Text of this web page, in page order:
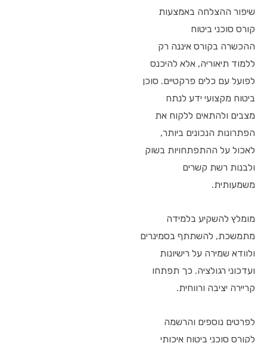
שיפור ההצלחה באמצעות
קורס סוכני ביטוח
ההכשרה בקורס איננה רק
ללמוד תיאוריה, אלא להיכנס
לפועל עם כלים פרקטיים. סוכן
ביטוח מקצועי ידע לנתח
מצבים ולהתאים ללקוח את
הפתרונות הנכונים ביותר,
לאכול על ההתפתחויות בשוק
ולבנות רשת קשרים
משמעותית.
מומלץ להשקיע בלמידה
מתמשכת, להשתתף בסמינרים
ולוודא שמירה על רישיונות
ועדכוני רגולציה. כך תפתחו
קריירה יציבה ורווחית.
לפרטים נוספים והרשמה
לקורס סוכני ביטוח איכותי